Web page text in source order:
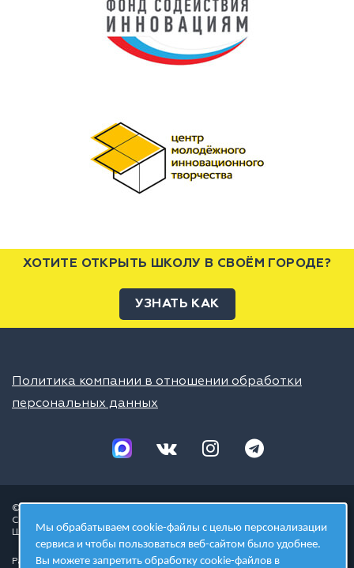
ХОТИТЕ ОТКРЫТЬ ШКОЛУ В СВОЁМ ГОРОДЕ?
УЗНАТЬ КАК
Политика компании в отношении обработки
персональных данных
© 2026 ШЦТ
Сеть центров молодёжного инновационного творчества
Школа цифровых технологий
Разработано в студии
Мы обрабатываем cookie-файлы с целью персонализации
сервиса и чтобы пользоваться веб-сайтом было удобнее.
Вы можете запретить обработку cookie-файлов в